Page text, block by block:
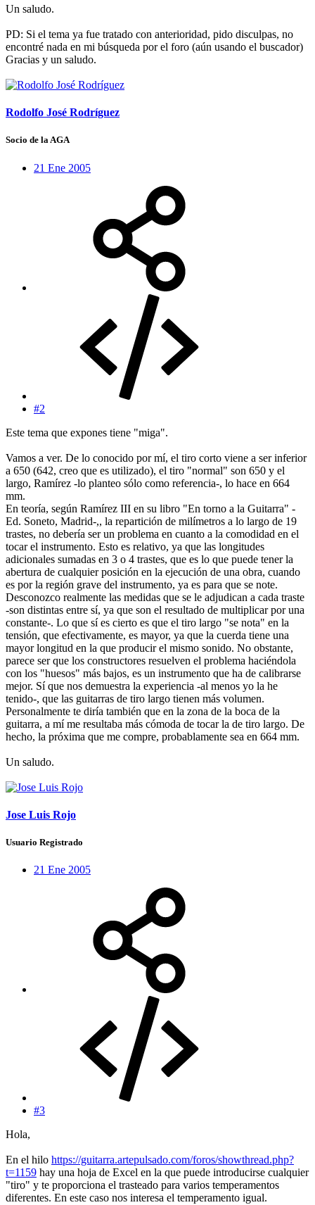
Un saludo.
PD: Si el tema ya fue tratado con anterioridad, pido disculpas, no
encontré nada en mi búsqueda por el foro (aún usando el buscador)
Gracias y un saludo.
Rodolfo José Rodríguez
Socio de la AGA
21 Ene 2005
#2
Este tema que expones tiene "miga".
Vamos a ver. De lo conocido por mí, el tiro corto viene a ser inferior
a 650 (642, creo que es utilizado), el tiro "normal" son 650 y el
largo, Ramírez -lo planteo sólo como referencia-, lo hace en 664
mm.
En teoría, según Ramírez III en su libro "En torno a la Guitarra" -
Ed. Soneto, Madrid-,, la repartición de milímetros a lo largo de 19
trastes, no debería ser un problema en cuanto a la comodidad en el
tocar el instrumento. Esto es relativo, ya que las longitudes
adicionales sumadas en 3 o 4 trastes, que es lo que puede tener la
abertura de cualquier posición en la ejecución de una obra, cuando
es por la región grave del instrumento, ya es para que se note.
Desconozco realmente las medidas que se le adjudican a cada traste
-son distintas entre sí, ya que son el resultado de multiplicar por una
constante-. Lo que sí es cierto es que el tiro largo "se nota" en la
tensión, que efectivamente, es mayor, ya que la cuerda tiene una
mayor longitud en la que producir el mismo sonido. No obstante,
parece ser que los constructores resuelven el problema haciéndola
con los "huesos" más bajos, es un instrumento que ha de calibrarse
mejor. Sí que nos demuestra la experiencia -al menos yo la he
tenido-, que las guitarras de tiro largo tienen más volumen.
Personalmente te diría también que en la zona de la boca de la
guitarra, a mí me resultaba más cómoda de tocar la de tiro largo. De
hecho, la próxima que me compre, probablamente sea en 664 mm.
Un saludo.
Jose Luis Rojo
Usuario Registrado
21 Ene 2005
#3
Hola,
En el hilo https://guitarra.artepulsado.com/foros/showthread.php?
t=1159 hay una hoja de Excel en la que puede introducirse cualquier
"tiro" y te proporciona el trasteado para varios temperamentos
diferentes. En este caso nos interesa el temperamento igual.